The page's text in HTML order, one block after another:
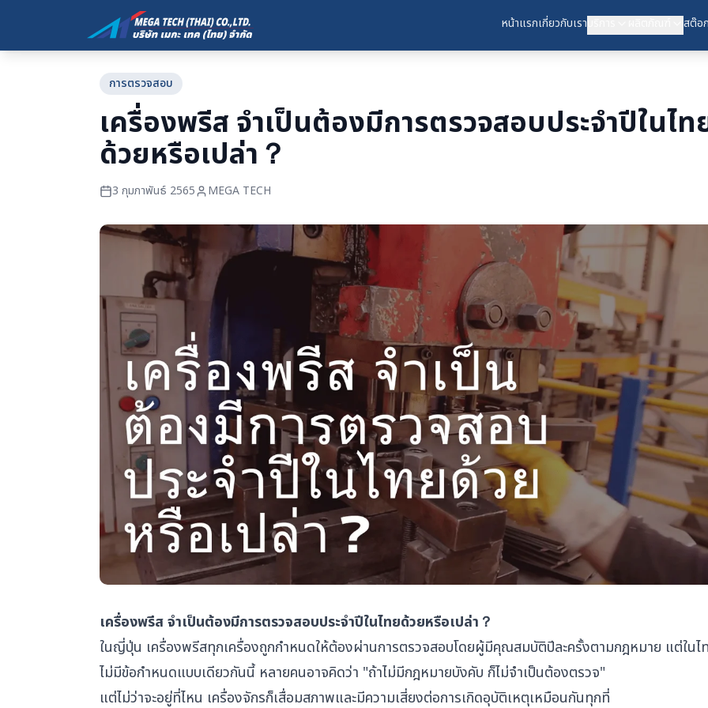
หน้าแรกเกี่ยวกับเรา
สต๊อ
การตรวจสอบ
เครื่องพรีส จำเป็นต้องมีการตรวจสอบประจำปีในไท
ด้วยหรือเปล่า？
3 กุมภาพันธ์ 2565 MEGA TECH
เครื่องพรีส จำเป็นต้องมีการตรวจสอบประจำปีในไทยด้วยหรือเปล่า？
ในญี่ปุ่น เครื่องพรีสทุกเครื่องถูกกำหนดให้ต้องผ่านการตรวจสอบโดยผู้มีคุณสมบัติปีละครั้งตามกฎหมาย แต่ในไ
ไม่มีข้อกำหนดแบบเดียวกันนี้ หลายคนอาจคิดว่า "ถ้าไม่มีกฎหมายบังคับ ก็ไม่จำเป็นต้องตรวจ"
แต่ไม่ว่าจะอยู่ที่ไหน เครื่องจักรก็เสื่อมสภาพและมีความเสี่ยงต่อการเกิดอุบัติเหตุเหมือนกันทุกที่